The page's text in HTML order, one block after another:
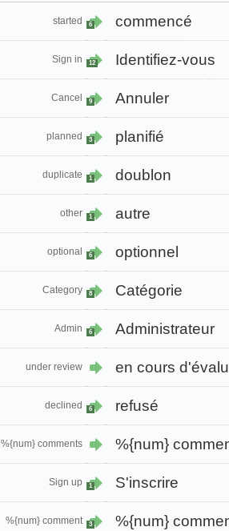
started 6 commencé
Sign in 12 Identifiez-vous
Cancel 9 Annuler
planned 3 planifié
duplicate 1 doublon
other 1 autre
optional 6 optionnel
Category 8 Catégorie
Admin 6 Administrateur
under review en cours
declined 6 refusé
%{num} comments %{num}
Sign up 1 S'inscrire
%{num} comment 3 %{num}